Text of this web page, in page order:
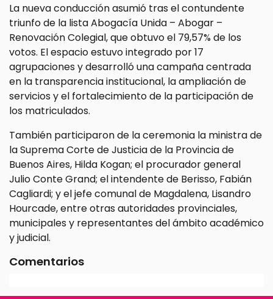
La nueva conducción asumió tras el contundente
triunfo de la lista Abogacía Unida – Abogar –
Renovación Colegial, que obtuvo el 79,57% de los
votos. El espacio estuvo integrado por 17
agrupaciones y desarrolló una campaña centrada
en la transparencia institucional, la ampliación de
servicios y el fortalecimiento de la participación de
los matriculados.
También participaron de la ceremonia la ministra de
la Suprema Corte de Justicia de la Provincia de
Buenos Aires, Hilda Kogan; el procurador general
Julio Conte Grand; el intendente de Berisso, Fabián
Cagliardi; y el jefe comunal de Magdalena, Lisandro
Hourcade, entre otras autoridades provinciales,
municipales y representantes del ámbito académico
y judicial.
Comentarios